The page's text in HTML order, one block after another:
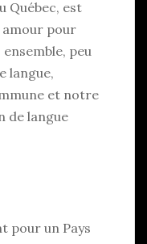
Québec, est
pour
peu
langue,
et notre
de langue
pour un Pays